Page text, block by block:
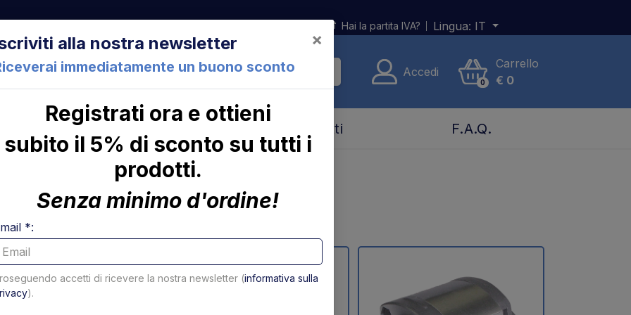
Cesena (FC) Italia Hai la partita IVA? Lingua: IT
Accedi
0
Carrello
€ 0
Contatti F.A.Q.
alla nostra newsletter
immediatamente un buono sconto
×
Registrati ora e ottieni
subito il 5% di sconto su tutti i
prodotti.
Senza minimo d'ordine!
*:
accetti di ricevere la nostra newsletter (informativa sulla
).